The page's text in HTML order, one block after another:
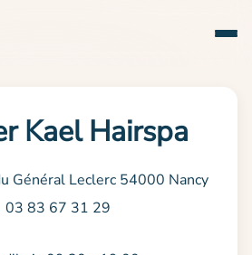
Kael Hairspa
Général Leclerc 54000 Nancy
03 83 67 31 29